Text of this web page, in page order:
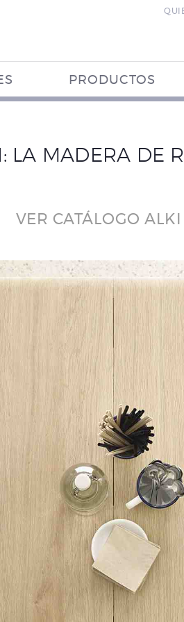
PRODUCTOS
LA MADERA DE
VER CATÁLOGO ALKI